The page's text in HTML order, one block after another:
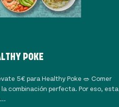
POKE
5€ para Healthy Poke 🥗 Comer
combinación perfecta. Por eso, esta